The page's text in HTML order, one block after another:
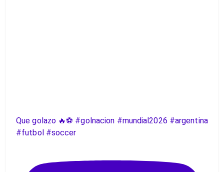
Que golazo 🔥⚽️ #golnacion #mundial2026 #argentina
#futbol #soccer